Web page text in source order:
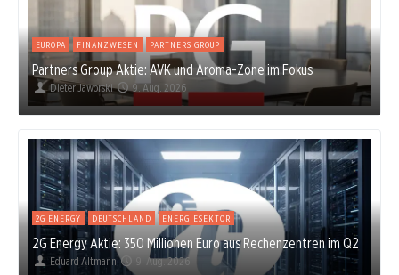
EUROPA FINANZWESEN PARTNERS GROUP
Partners Group Aktie: AVK und Aroma-Zone im Fokus
Dieter Jaworski 9. Aug. 2026
2G ENERGY DEUTSCHLAND ENERGIESEKTOR
2G Energy Aktie: 350 Millionen Euro aus Rechenzentren im Q2
Eduard Altmann 9. Aug. 2026